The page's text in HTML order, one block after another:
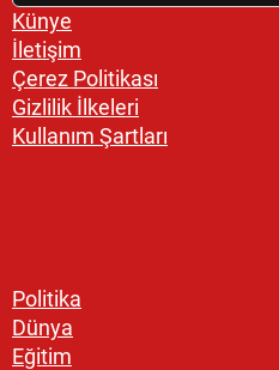
Künye
İletişim
Çerez Politikası
Gizlilik İlkeleri
Kullanım Şartları
Politika
Dünya
Eğitim